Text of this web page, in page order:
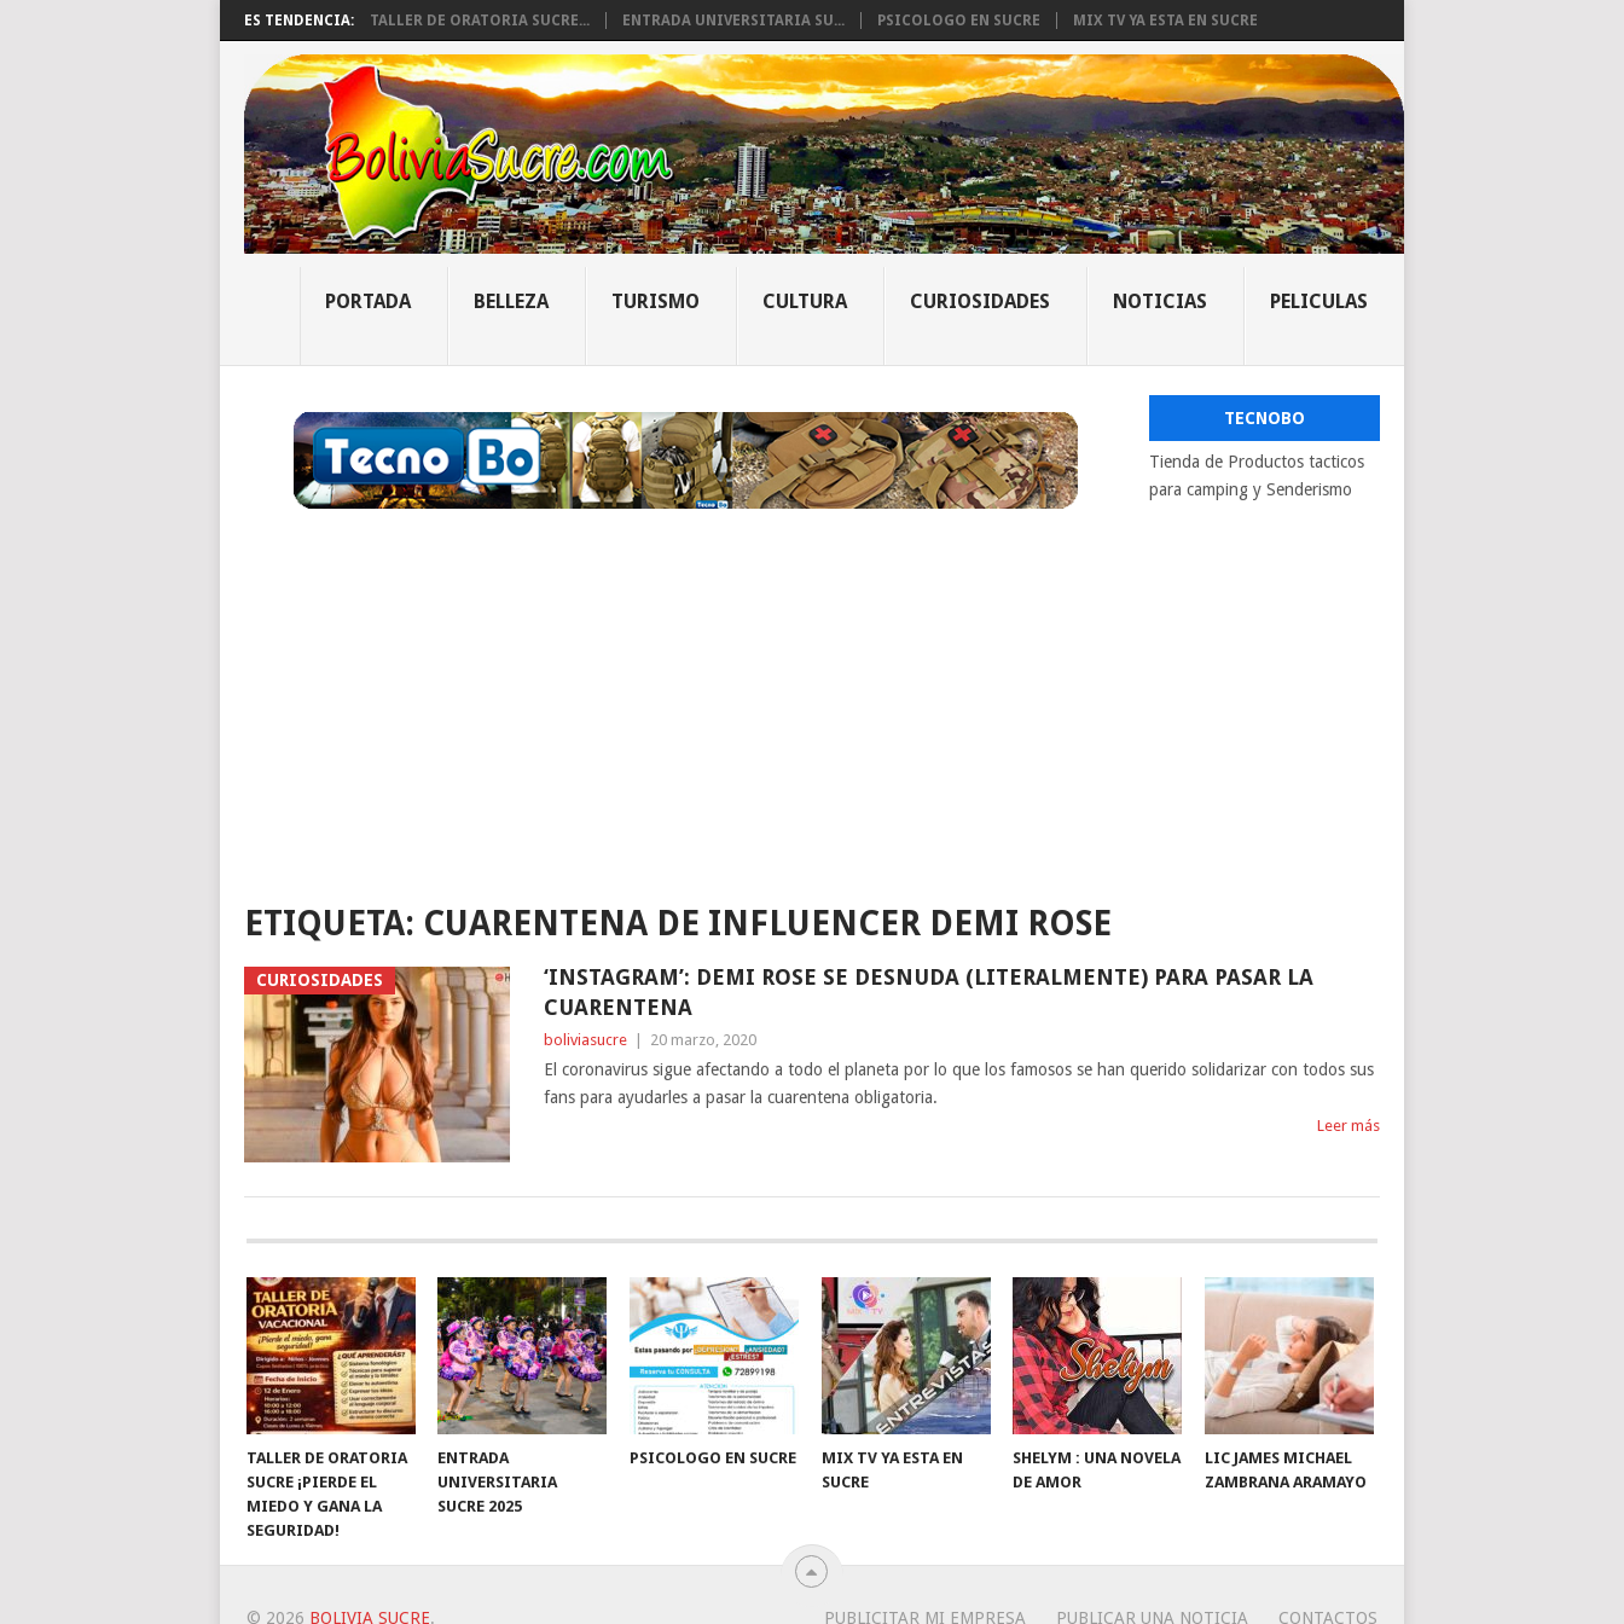
ES TENDENCIA: TALLER DE ORATORIA SUCRE... ENTRADA UNIVERSITARIA SU... PSICOLOGO EN SUCRE MIX TV YA ESTA EN SUCRE
PORTADA BELLEZA TURISMO CULTURA CURIOSIDADES NOTICIAS PELICULAS
TECNOBO
Tienda de Productos tacticos
para camping y Senderismo
ETIQUETA: CUARENTENA DE INFLUENCER DEMI ROSE
CURIOSIDADES
‘INSTAGRAM’: DEMI ROSE SE DESNUDA (LITERALMENTE) PARA PASAR LA
CUARENTENA
boliviasucre 20 marzo, 2020
El coronavirus sigue afectando a todo el planeta por lo que los famosos se han querido solidarizar con todos sus
fans para ayudarles a pasar la cuarentena obligatoria.
Leer más
TALLER DE ORATORIA
SUCRE ¡PIERDE EL
MIEDO Y GANA LA
SEGURIDAD!
ENTRADA
UNIVERSITARIA
SUCRE 2025
PSICOLOGO EN SUCRE
MIX TV YA ESTA EN
SUCRE
SHELYM : UNA NOVELA
DE AMOR
LIC JAMES MICHAEL
ZAMBRANA ARAMAYO
© 2026 BOLIVIA SUCRE. PUBLICITAR MI EMPRESA PUBLICAR UNA NOTICIA CONTACTOS